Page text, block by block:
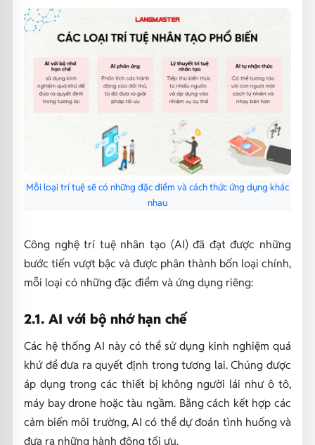
Mỗi loại trí tuệ sẽ có những đặc điểm và cách thức ứng dụng khác
nhau
Công nghệ trí tuệ nhân tạo (AI) đã đạt được những
bước tiến vượt bậc và được phân thành bốn loại chính,
mỗi loại có những đặc điểm và ứng dụng riêng:
2.1. AI với bộ nhớ hạn chế
Các hệ thống AI này có thể sử dụng kinh nghiệm quá
khứ để đưa ra quyết định trong tương lai. Chúng được
áp dụng trong các thiết bị không người lái như ô tô,
máy bay drone hoặc tàu ngầm. Bằng cách kết hợp các
cảm biến môi trường, AI có thể dự đoán tình huống và
đưa ra những hành động tối ưu.